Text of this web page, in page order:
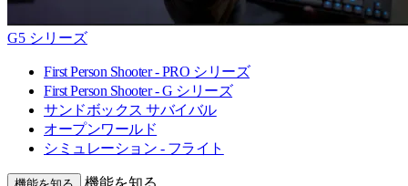
G5 シリーズ
First Person Shooter - PRO シリーズ
First Person Shooter - G シリーズ
サンドボックス サバイバル
オープンワールド
シミュレーション - フライト
機能を知る